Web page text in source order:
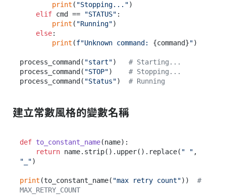
print ( "Stopping...")
elif cmd == "STATUS" :
print ( "Running")
else:
print (f"Unknown command: {command}")
process_command( "start") # Starting...
process_command( "STOP") # Stopping...
process_command( "Status") # Running
建立常數風格的變數名稱
def to_constant_name(name):
return name.strip().upper().replace( " "
"_")
print (to_constant_name( "max retry count")) #
MAX_RETRY_COUNT